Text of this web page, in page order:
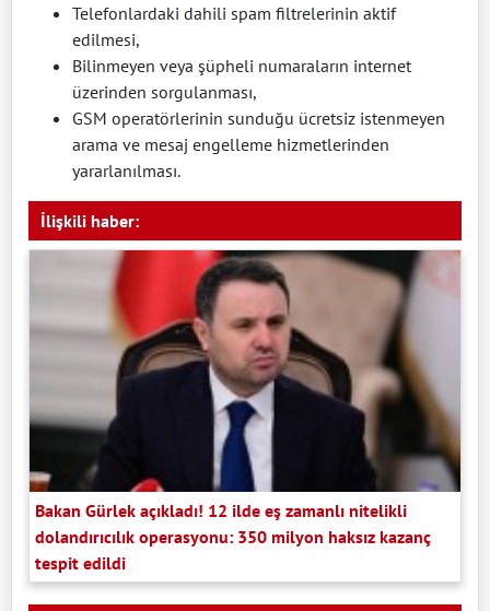
Telefonlardaki dahili spam filtrelerinin aktif
edilmesi,
Bilinmeyen veya şüpheli numaraların internet
üzerinden sorgulanması,
GSM operatörlerinin sunduğu ücretsiz istenmeyen
arama ve mesaj engelleme hizmetlerinden
yararlanılması.
İlişkili haber:
Bakan Gürlek açıkladı! 12 ilde eş zamanlı nitelikli
dolandırıcılık operasyonu: 350 milyon haksız kazanç
tespit edildi